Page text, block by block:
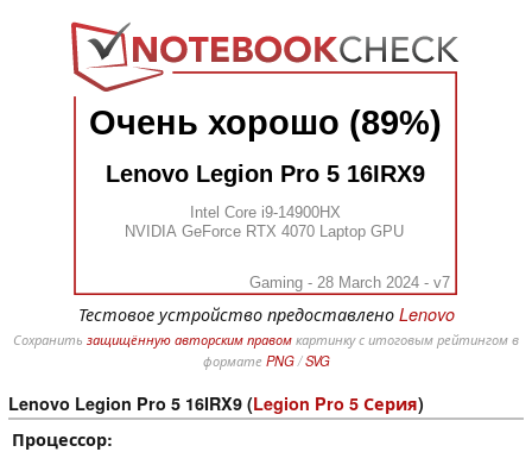
Очень хорошо (89%)
Lenovo Legion Pro 5 16IRX9
Intel Core i9-14900HX
NVIDIA GeForce RTX 4070 Laptop GPU
Gaming - 28 March 2024 - v7
Тестовое устройство предоставлено Lenovo
Сохранить защищённую авторским правомкартинку с итоговым рейтингом в
формате PNG/SVG
Lenovo Legion Pro 5 16IRX9 (Legion Pro 5 Серия)
Процессор